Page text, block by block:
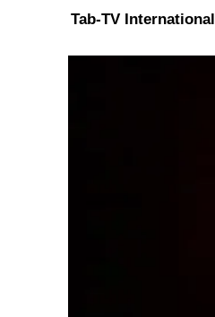
Tab-TV International